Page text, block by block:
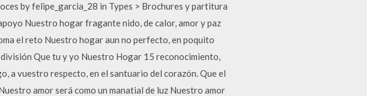
by felipe_garcia_28 in Types > Brochures y partitura
Nuestro hogar fragante nido, de calor, amor y paz
el reto Nuestro hogar aun no perfecto, en poquito
Que tu y yo Nuestro Hogar 15 reconocimiento,
a vuestro respecto, en el santuario del corazón. Que el
amor será como un manatial de luz Nuestro amor